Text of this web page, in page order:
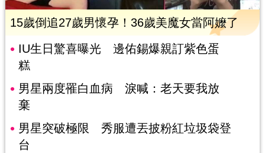
15歲倒追27歲男懷孕！36歲美魔女當阿嬤了
IU生日驚喜曝光 邊佑錫爆親訂紫色蛋
糕
男星兩度罹白血病 淚喊：老天要我放
棄
男星突破極限 秀服遭丟披粉紅垃圾袋登
台